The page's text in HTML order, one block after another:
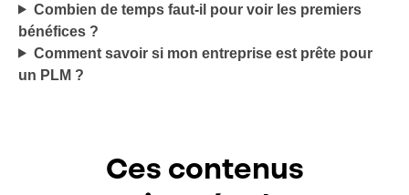
Combien de temps faut-il pour voir les premiers
bénéfices ?
Comment savoir si mon entreprise est prête pour
un PLM ?
Ces contenus